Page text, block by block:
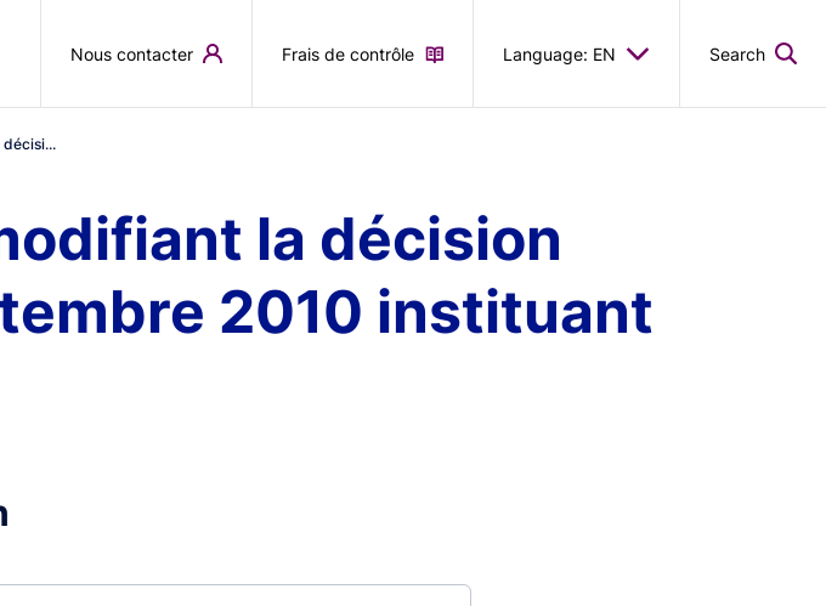
Nous contacter Frais de contrôle Language: EN Search
la décision
2010 instituant